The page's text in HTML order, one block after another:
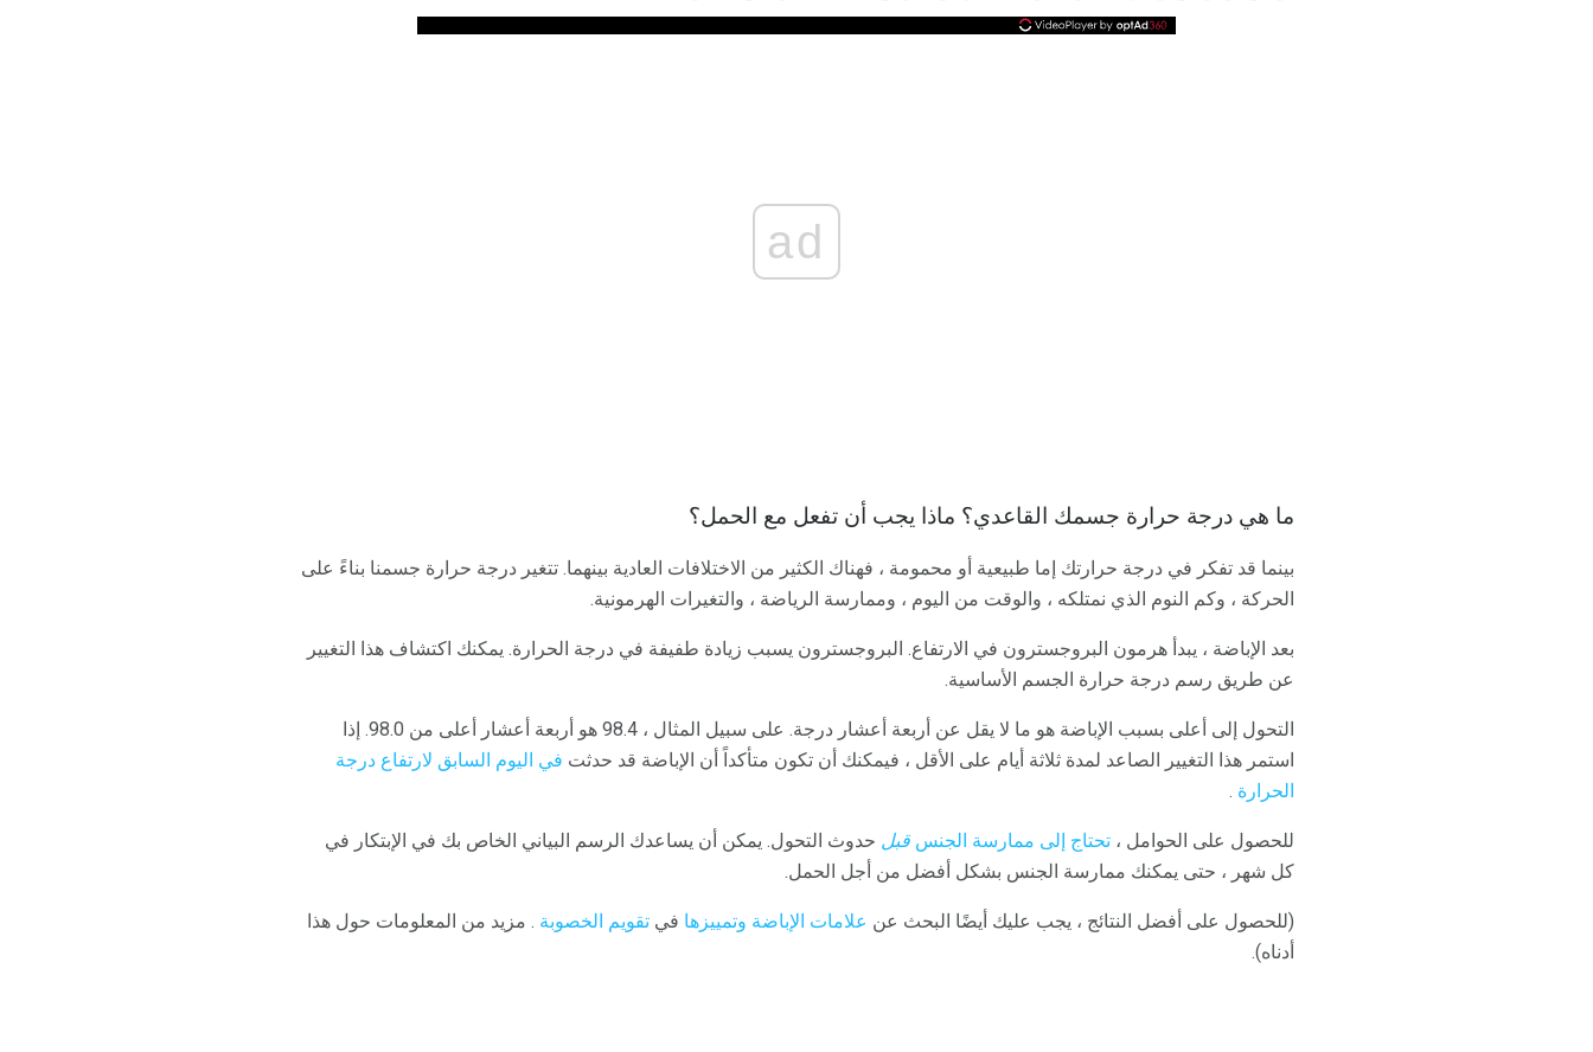
ad
ما هي درجة حرارة جسمك القاعدي؟ ماذا يجب أن تفعل مع الحمل؟
بينما قد تفكر في درجة حرارتك إما طبيعية أو محمومة ، فهناك الكثير من الاختلافات العادية بينهما. تتغير درجة حرارة جسمنا بناءً على
الحركة ، وكم النوم الذي نمتلكه ، والوقت من اليوم ، وممارسة الرياضة ، والتغيرات الهرمونية.
بعد الإباضة ، يبدأ هرمون البروجسترون في الارتفاع. البروجسترون يسبب زيادة طفيفة في درجة الحرارة. يمكنك اكتشاف هذا التغيير
عن طريق رسم درجة حرارة الجسم الأساسية.
التحول إلى أعلى بسبب الإباضة هو ما لا يقل عن أربعة أعشار درجة. على سبيل المثال ، 98.4 هو أربعة أعشار أعلى من 98.0. إذا
استمر هذا التغيير الصاعد لمدة ثلاثة أيام على الأقل ، فيمكنك أن تكون متأكداً أن الإباضة قد حدثت في اليوم السابق لارتفاع درجة
الحرارة .
للحصول على الحوامل ، تحتاج إلى ممارسة الجنس قبل حدوث التحول. يمكن أن يساعدك الرسم البياني الخاص بك في الإبتكار في
كل شهر ، حتى يمكنك ممارسة الجنس بشكل أفضل من أجل الحمل.
(للحصول على أفضل النتائج ، يجب عليك أيضًا البحث عن علامات الإباضة وتمييزها في تقويم الخصوبة . مزيد من المعلومات حول هذا
أدناه).